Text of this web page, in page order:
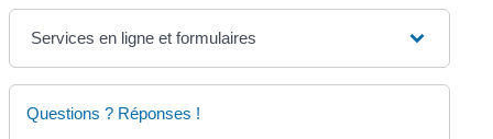
Services en ligne et formulaires
Questions ? Réponses !